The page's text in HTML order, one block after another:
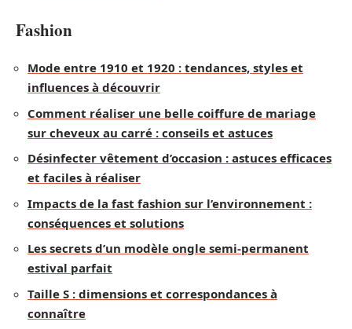
Fashion
Mode entre 1910 et 1920 : tendances, styles et
influences à découvrir
Comment réaliser une belle coiffure de mariage
sur cheveux au carré : conseils et astuces
Désinfecter vêtement d’occasion : astuces efficaces
et faciles à réaliser
Impacts de la fast fashion sur l’environnement :
conséquences et solutions
Les secrets d’un modèle ongle semi-permanent
estival parfait
Taille S : dimensions et correspondances à
connaître